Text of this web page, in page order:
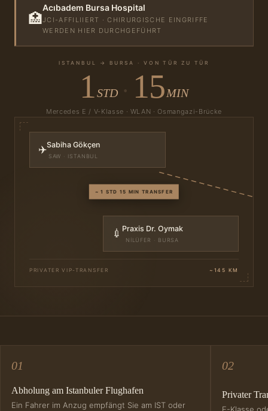
🏥
Acıbadem Bursa Hospital
JCI-AFFILIIERT · CHIRURGISCHE EINGRIFFE
WERDEN HIER DURCHGEFÜHRT
ISTANBUL → BURSA · VON TÜR ZU TÜR
1STD · 15MIN
Mercedes E / V-Klasse · WLAN · Osmangazi-Brücke
✈️Sabiha Gökçen
SAW · ISTANBUL
~ 1 STD 15 MIN TRANSFER
💉 Praxis Dr. Oymak
NİLÜFER · BURSA
PRIVATER VIP-TRANSFER ~145 KM
01
Abholung am Istanbuler Flughafen
Ein Fahrer im Anzug empfängt Sie am IST oder
02
Privater